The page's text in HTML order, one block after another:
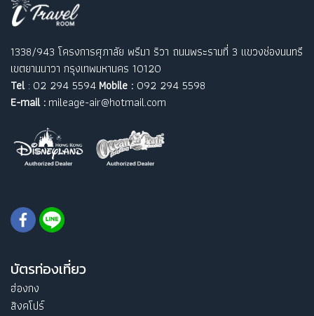
1338/943 โครงการศุภาลัย พรีมา ริวา ถนนพระรามที่ 3 แขวงช่องนนทรี
เขตยานนาวา กรุงเทพมหานคร 10120
Tel: 02 294 5594 Mobile : 092 294 5598
E-mail : mileage-air@hotmail.com
บัตรท่องเที่ยว
ฮ่องกง
สิงคโปร์